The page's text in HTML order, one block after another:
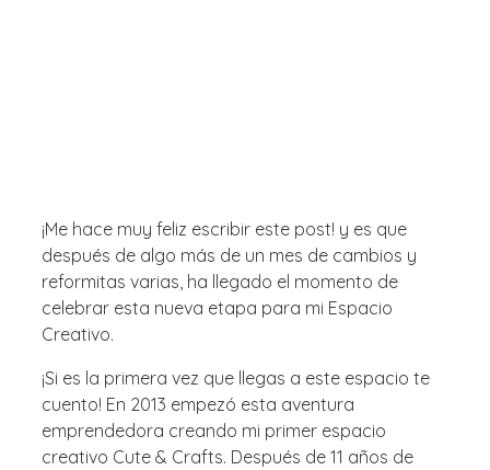
¡Me hace muy feliz escribir este post! y es que
después de algo más de un mes de cambios y
reformitas varias, ha llegado el momento de
celebrar esta nueva etapa para mi Espacio
Creativo.
¡Si es la primera vez que llegas a este espacio te
cuento! En 2013 empezó esta aventura
emprendedora creando mi primer espacio
creativo Cute & Crafts. Después de 11 años de